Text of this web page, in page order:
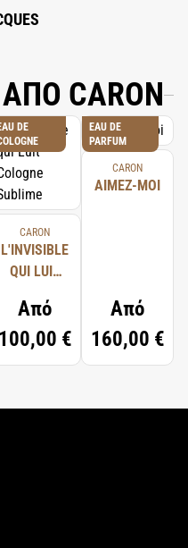
CARON
DE
CARON
L'INVISIBLE
QUI LUIT
SUBLIME
Από
100,00 €
EAU DE
PARFUM
CARON
AIMEZ-MOI
Από
160,00 €